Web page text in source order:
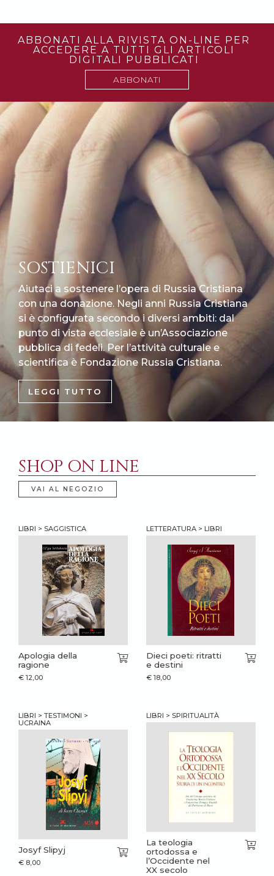
ABBONATI ALLA RIVISTA ON-LINE PER
ACCEDERE A TUTTI GLI ARTICOLI
DIGITALI PUBBLICATI
ABBONATI
SOSTIENICI
Aiutaci a sostenere l’opera di Russia Cristiana
con una donazione. Negli anni Russia Cristiana
si è configurata secondo i diversi ambiti: dal
punto di vista ecclesiale è un’Associazione
pubblica di fedeli. Per l’attività culturale e
scientifica è Fondazione Russia Cristiana.
LEGGI TUTTO
SHOP ON LINE
VAI AL NEGOZIO
LIBRI > SAGGISTICA
Apologia della
ragione
€ 12,00
LETTERATURA > LIBRI
Dieci poeti: ritratti
e destini
€ 18,00
LIBRI > TESTIMONI >
UCRAINA
Josyf Slipyj
€ 8,00
LIBRI > SPIRITUALITÀ
La teologia
ortodossa e
l’Occidente nel
XX secolo